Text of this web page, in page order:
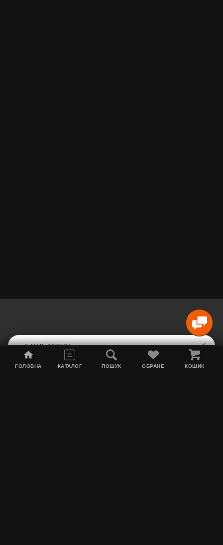
ГОЛОВНА КАТАЛОГ ПОШУК ОБРАНЕ КОШИК